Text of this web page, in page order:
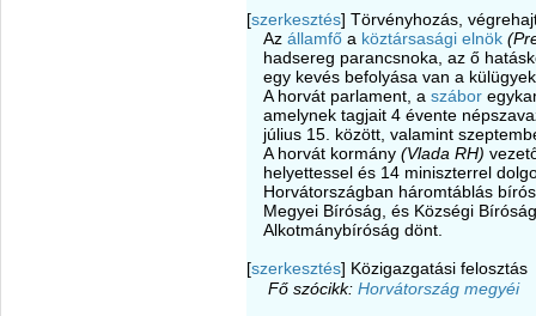
[szerkesztés] Törvényhozás,
Az államfő a köztársasági elnök
hadsereg parancsnoka, az ő
egy kevés befolyása van a
A horvát parlament, a szábor
amelynek tagjait 4 évente
július 15. között, valamint
A horvát kormány (Vlada RH)
helyettessel és 14 miniszterrel
Horvátországban háromtáblás
Megyei Bíróság, és Községi
Alkotmánybíróság dönt.
[szerkesztés] Közigazgatási felosztás
Fő szócikk: Horvátország megyéi